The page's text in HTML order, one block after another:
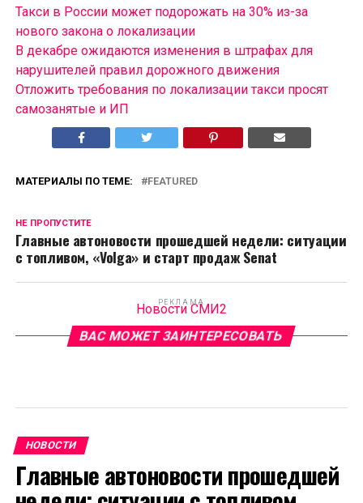
Такси в России может подорожать на 30% из-за
нового закона о локализации
В декабре ожидаются изменения в штрафах для
нарушителей правил дорожного движения
Отложить требования по локализации такси просят
самозанятые и ИП
МАТЕРИАЛЫ ПО ТЕМЕ: FEATURED
НЕ ПРОПУСТИТЕ
Главные автоновости прошедшей недели: ситуации
с топливом, «Volga» и старт продаж Senat
РЕКЛАМА
Новости СМИ2
ВАС МОЖЕТ ЗАИНТЕРЕСОВАТЬ
НОВОСТИ
Главные автоновости прошедшей